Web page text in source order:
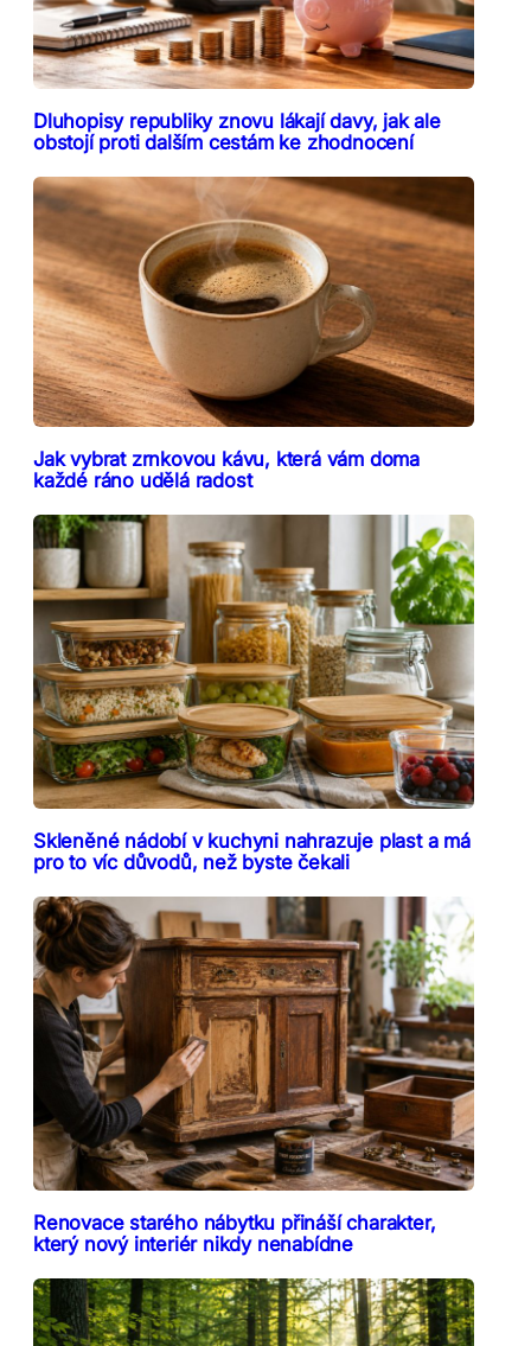
Dluhopisy republiky znovu lákají davy, jak ale
obstojí proti dalším cestám ke zhodnocení
Jak vybrat zrnkovou kávu, která vám doma
každé ráno udělá radost
Skleněné nádobí v kuchyni nahrazuje plast a má
pro to víc důvodů, než byste čekali
Renovace starého nábytku přináší charakter,
který nový interiér nikdy nenabídne